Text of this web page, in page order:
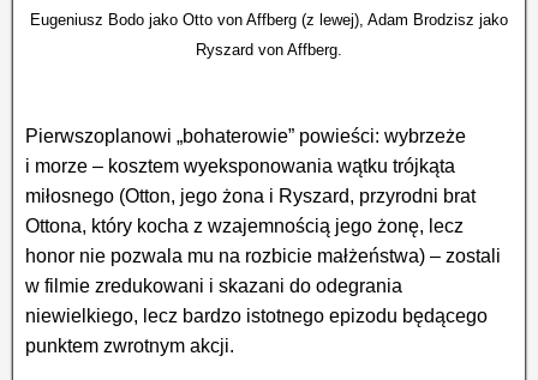
Eugeniusz Bodo jako Otto von Affberg (z lewej), Adam Brodzisz jako
Ryszard von Affberg.
Pierwszoplanowi „bohaterowie” powieści: wybrzeże
i morze – kosztem wyeksponowania wątku trójkąta
miłosnego (Otton, jego żona i Ryszard, przyrodni brat
Ottona, który kocha z wzajemnością jego żonę, lecz
honor nie pozwala mu na rozbicie małżeństwa) – zostali
w filmie zredukowani i skazani do odegrania
niewielkiego, lecz bardzo istotnego epizodu będącego
punktem zwrotnym akcji.